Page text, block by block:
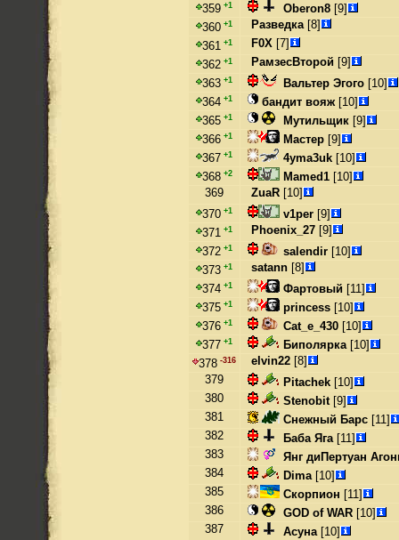
359 +1 Oberon8 [9]
360 +1 Разведка[8]
361 +1 F0X [7]
362 +1 РамзесВторой [9]
363 +1 Вальтер Эгого [10]
364 +1 бандит вояж[10]
365 +1 Мутильщик [9]
366 +1 Мастер [9]
367 +1 4yma3uk [10]
368 +2 Mamed1 [10]
369
ZuaR [10]
370 +1 v1per [9]
371 +1 Phoenix_27 [9]
372 +1 salendir [10]
373 +1 satann [8]
374 +1 Фартовый [11]
375 +1 princess [10]
376 +1 Cat_e_430 [10]
377 +1 Биполярка[10]
378 -316 elvin22 [8]
379
Pitachek [10]
380
Stenobit[9]
381
Снежный Барс [11]
382
Баба Яга[11]
383
Янг диПертуан
384
Dima[10]
385
Скорпион [11]
386
GOD of WAR [10]
387
Асуна[10]